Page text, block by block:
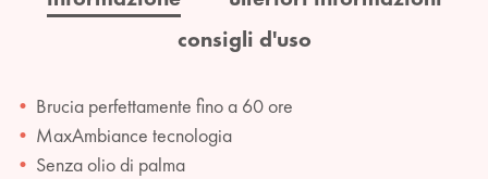
consigli d'uso
Brucia perfettamente fino a 60 ore
MaxAmbiance tecnologia
Senza olio di palma